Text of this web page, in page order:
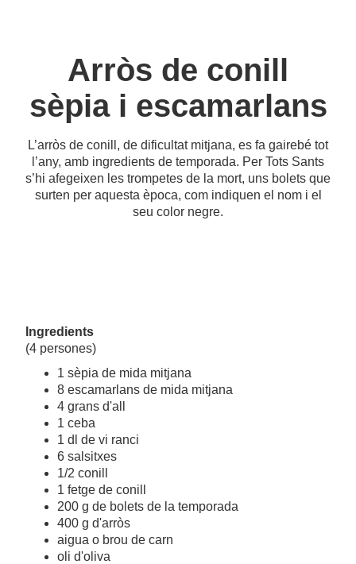
Arròs de conill
sèpia i escamarlans
L’arròs de conill, de dificultat mitjana, es fa gairebé tot
l’any, amb ingredients de temporada. Per Tots Sants
s’hi afegeixen les trompetes de la mort, uns bolets que
surten per aquesta època, com indiquen el nom i el
seu color negre.
Ingredients
(4 persones)
1 sèpia de mida mitjana
8 escamarlans de mida mitjana
4 grans d'all
1 ceba
1 dl de vi ranci
6 salsitxes
1/2 conill
1 fetge de conill
200 g de bolets de la temporada
400 g d'arròs
aigua o brou de carn
oli d'oliva